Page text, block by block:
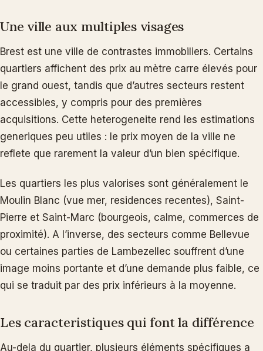
Une ville aux multiples visages
Brest est une ville de contrastes immobiliers. Certains
quartiers affichent des prix au mètre carre élevés pour
le grand ouest, tandis que d’autres secteurs restent
accessibles, y compris pour des premières
acquisitions. Cette heterogeneite rend les estimations
generiques peu utiles : le prix moyen de la ville ne
reflete que rarement la valeur d’un bien spécifique.
Les quartiers les plus valorises sont généralement le
Moulin Blanc (vue mer, residences recentes), Saint-
Pierre et Saint-Marc (bourgeois, calme, commerces de
proximité). A l’inverse, des secteurs comme Bellevue
ou certaines parties de Lambezellec souffrent d’une
image moins portante et d’une demande plus faible, ce
qui se traduit par des prix inférieurs à la moyenne.
Les caracteristiques qui font la différence
Au-dela du quartier, plusieurs éléments spécifiques a